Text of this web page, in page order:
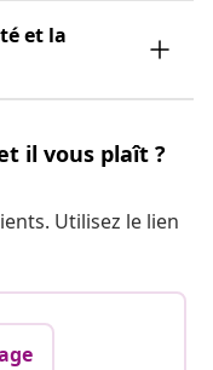
et la
il vous plaît ?
Utilisez le lien